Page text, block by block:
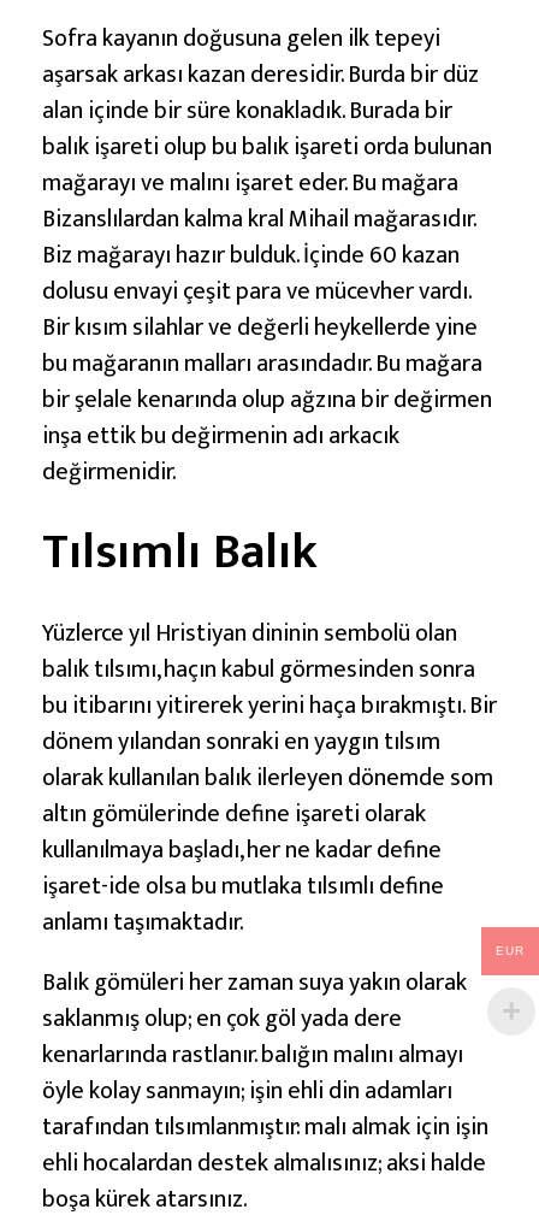
Sofra kayanın doğusuna gelen ilk tepeyi
aşarsak arkası kazan deresidir. Burda bir düz
alan içinde bir süre konakladık. Burada bir
balık işareti olup bu balık işareti orda bulunan
mağarayı ve malını işaret eder. Bu mağara
Bizanslılardan kalma kral Mihail mağarasıdır.
Biz mağarayı hazır bulduk. İçinde 60 kazan
dolusu envayi çeşit para ve mücevher vardı.
Bir kısım silahlar ve değerli heykellerde yine
bu mağaranın malları arasındadır. Bu mağara
bir şelale kenarında olup ağzına bir değirmen
inşa ettik bu değirmenin adı arkacık
değirmenidir.
Tılsımlı Balık
Yüzlerce yıl Hristiyan dininin sembolü olan
balık tılsımı, haçın kabul görmesinden sonra
bu itibarını yitirerek yerini haça bırakmıştı. Bir
dönem yılandan sonraki en yaygın tılsım
olarak kullanılan balık ilerleyen dönemde som
altın gömülerinde define işareti olarak
kullanılmaya başladı, her ne kadar define
işaret-ide olsa bu mutlaka tılsımlı define
anlamı taşımaktadır.
Balık gömüleri her zaman suya yakın olarak
saklanmış olup; en çok göl yada dere
kenarlarında rastlanır. balığın malını almayı
öyle kolay sanmayın; işin ehli din adamları
tarafından tılsımlanmıştır: malı almak için işin
ehli hocalardan destek almalısınız; aksi halde
boşa kürek atarsınız.
EUR